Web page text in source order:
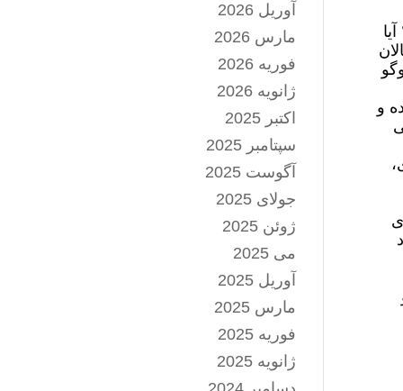
و
آوریل 2026
مارس 2026
فوریه 2026
ژانویه 2026
اکتبر 2025
سپتامبر 2025
آگوست 2025
جولای 2025
ژوئن 2025
می 2025
آوریل 2025
مارس 2025
فوریه 2025
ژانویه 2025